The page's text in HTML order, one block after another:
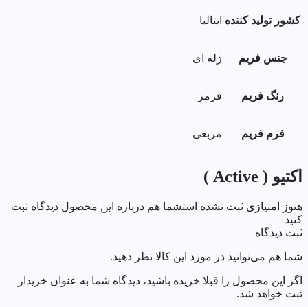
کشور تولید کننده ایتالیا
جنس فریم ژله ای
رنگ فریم قرمز
فرم فریم مربعی
اکتیو ( Active )
هنوز امتیازی ثبت نشده استشما هم درباره این محصول دیدگاه ثبت
کنید
ثبت دیدگاه
شما هم می‌توانید در مورد این کالا نظر دهید.
اگر این محصول را قبلا خریده باشید، دیدگاه شما به عنوان خریدار
ثبت خواهد شد.